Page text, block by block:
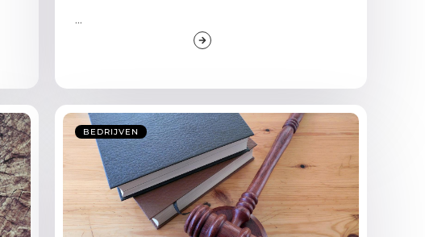
...
BEDRIJVEN